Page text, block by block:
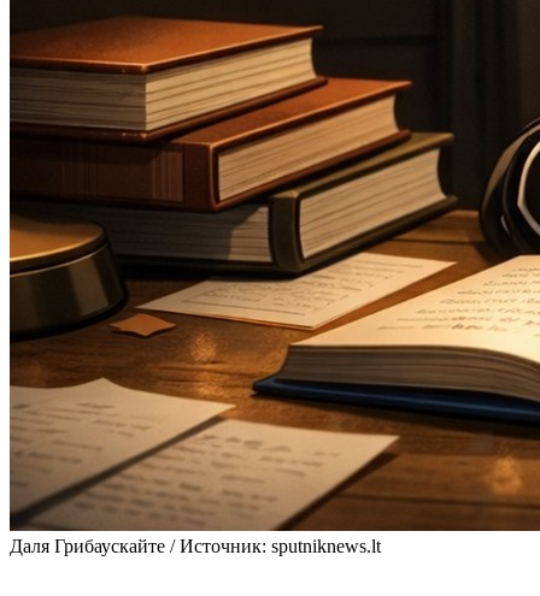
Даля Грибаускайте / Источник: sputniknews.lt